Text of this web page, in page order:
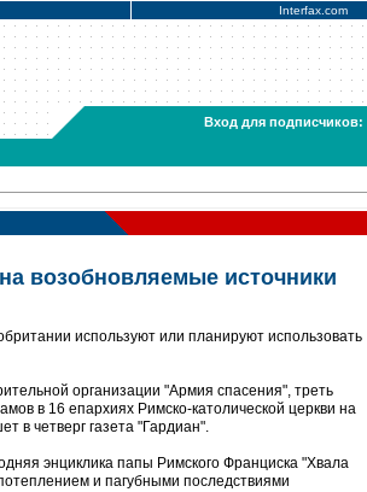
Interfax.com
Вход для подписчиков:
возобновляемые источники
используют или планируют использовать
организации "Армия спасения", треть
в 16 епархиях Римско-католической церкви на
в четверг газета "Гардиан".
энциклика папы Римского Франциска "Хвала
и пагубными последствиями